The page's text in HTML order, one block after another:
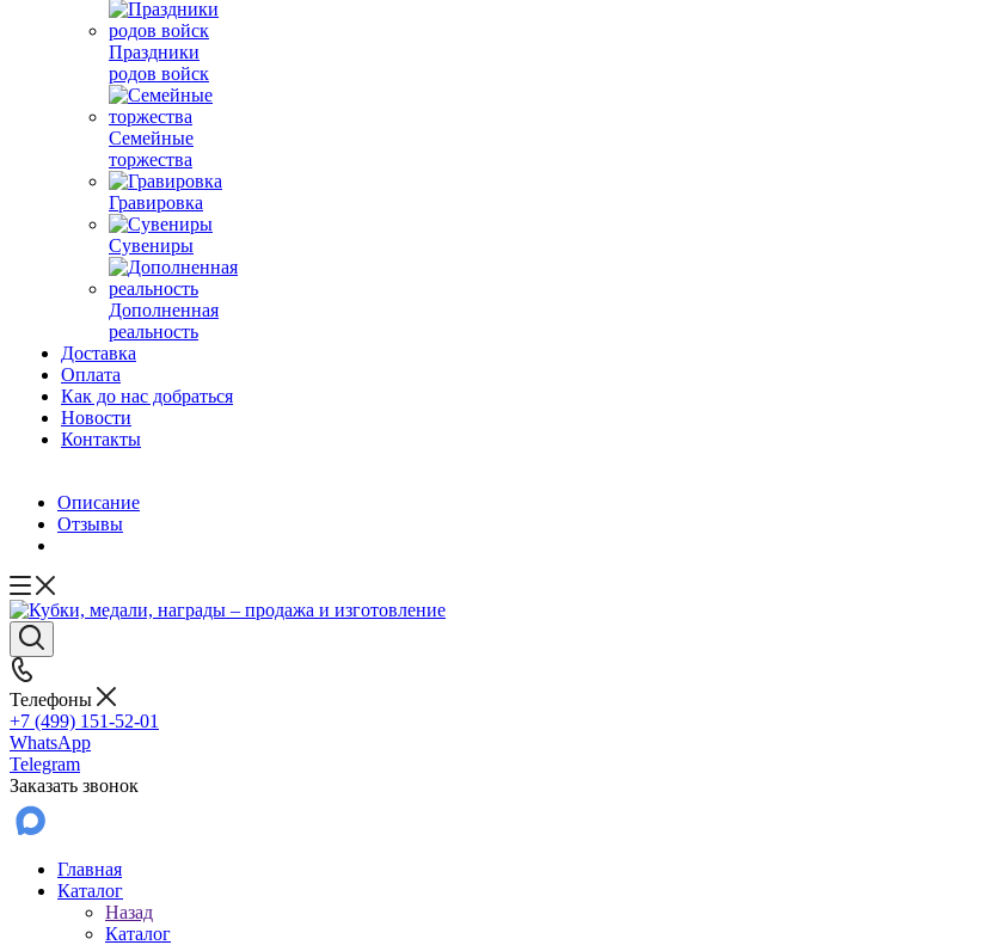
Праздники
родов войск
Семейные
торжества
Гравировка
Сувениры
Дополненная
реальность
Доставка
Оплата
Как до нас добраться
Новости
Контакты
Описание
Отзывы
Телефоны
+7 (499) 151-52-01
WhatsApp
Telegram
Заказать звонок
Главная
Каталог
Назад
Каталог